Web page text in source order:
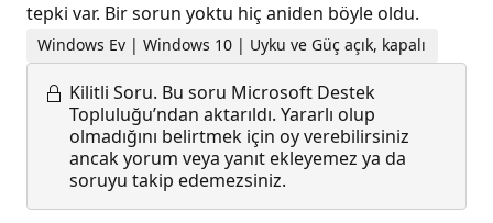
tepki var. Bir sorun yoktu hiç aniden böyle oldu.
Windows Ev | Windows 10 | Uyku ve Güç açık, kapalı
Kilitli Soru. Bu soru Microsoft Destek
Topluluğu’ndan aktarıldı. Yararlı olup
olmadığını belirtmek için oy verebilirsiniz
ancak yorum veya yanıt ekleyemez ya da
soruyu takip edemezsiniz.